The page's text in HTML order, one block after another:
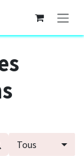
Tous